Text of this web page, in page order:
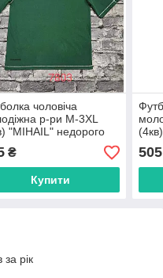
чоловіча
р-ри M-3XL
"MIHAIL" недорого
від прямого
₴
Купити
505
за рік